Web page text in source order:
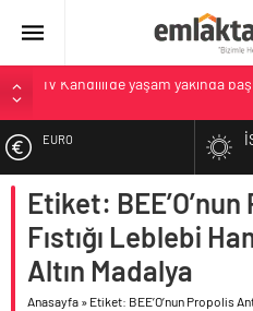
İV Kandilli’de yaşam yakında
2026’nın ikinci çeyreğinde
Geberit Info Showroom,
ağırladı
Çimko, stratejik pazarlama
gelişimini destekliyor
Birleşik Arap Emirlikleri’nin ilk
Kalyon İnşaat imzası
EURO
ALTIN
BIST
DOLAR
Etiket:
Fıstığı Leblebi
Altın Madalya
Anasayfa » Etiket: BEE’O’nun Propolis